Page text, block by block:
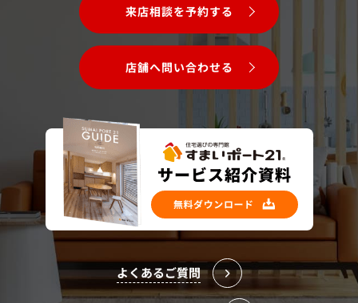
来店相談を予約する
店舗へ問い合わせる
よくあるご質問